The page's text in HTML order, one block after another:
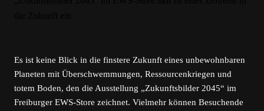
Es ist keine Blick in die finstere Zukunft eines unbewohnbaren
Planeten mit Überschwemmungen, Ressourcenkriegen und
totem Boden, den die Ausstellung „Zukunftsbilder 2045“ im
Freiburger EWS-Store zeichnet. Vielmehr können Besuchende